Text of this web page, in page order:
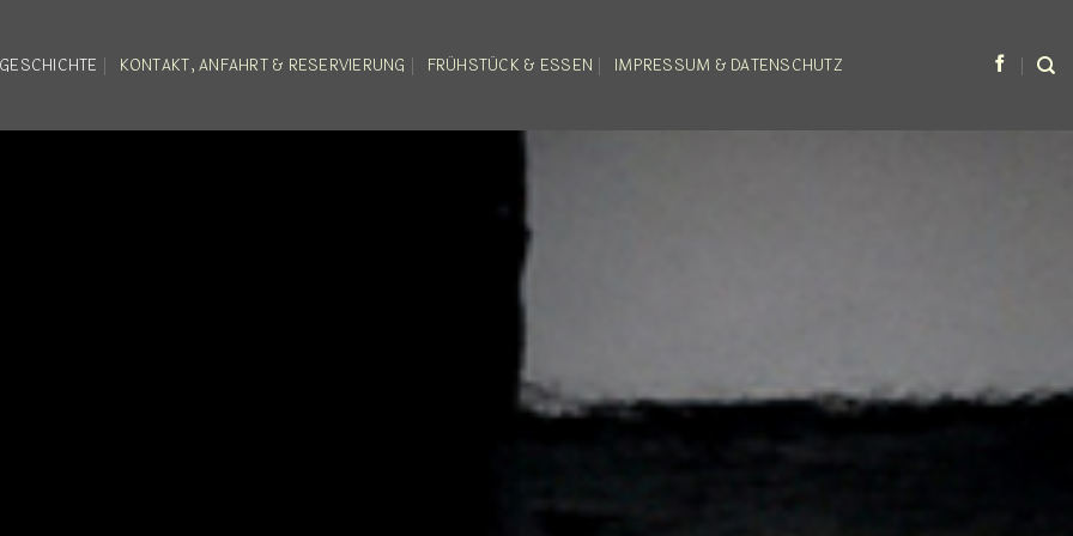
KONTAKT, ANFAHRT & RESERVIERUNG FRÜHSTÜCK & ESSEN IMPRESSUM & DATENSCHUTZ